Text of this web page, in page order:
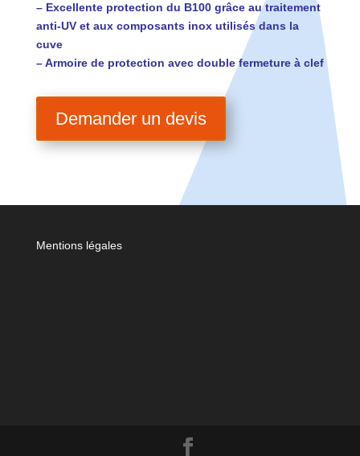
– Excellente protection du B100 grâce au traitement
anti-UV et aux composants inox utilisés dans la
cuve
– Armoire de protection avec double fermeture à clef
Demander un devis
Mentions légales